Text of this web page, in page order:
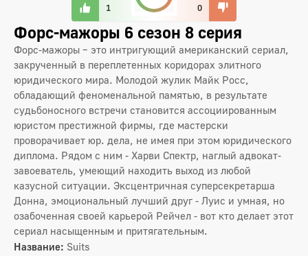
1 0
Форс-мажоры 6 сезон 8 серия
Форс-мажоры – это интригующий американский сериал,
закрученный в переплетенных коридорах элитного
юридического мира. Молодой жулик Майк Росс,
обладающий феноменальной памятью, в результате
судьбоносного встречи становится ассоциированным
юристом престижной фирмы, где мастерски
проворачивает юр. дела, не имея при этом юридического
диплома. Рядом с ним - Харви Спектр, наглый адвокат-
завоеватель, умеющий находить выход из любой
казусной ситуации. Эксцентричная суперсекретарша
Донна, эмоциональный лучший друг - Луис и умная, но
озабоченная своей карьерой Рейчел - вот кто делает этот
сериал насыщенным и притягательным.
Название: Suits